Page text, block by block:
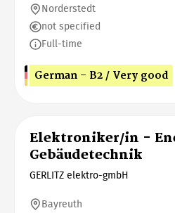
Norderstedt
not specified
Full-time
German - B2 / Very good
Elektroniker/in -
Gebäudetechnik
GERLITZ elektro-gmbH
Bayreuth